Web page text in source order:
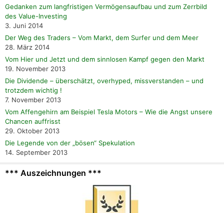
Gedanken zum langfristigen Vermögensaufbau und zum Zerrbild
des Value-Investing
3. Juni 2014
Der Weg des Traders – Vom Markt, dem Surfer und dem Meer
28. März 2014
Vom Hier und Jetzt und dem sinnlosen Kampf gegen den Markt
19. November 2013
Die Dividende – überschätzt, overhyped, missverstanden – und
trotzdem wichtig !
7. November 2013
Vom Affengehirn am Beispiel Tesla Motors – Wie die Angst unsere
Chancen auffrisst
29. Oktober 2013
Die Legende von der „bösen“ Spekulation
14. September 2013
*** Auszeichnungen ***